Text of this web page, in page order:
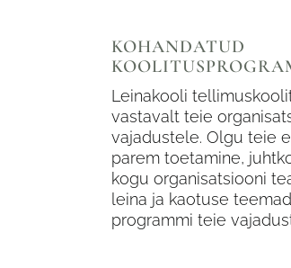
KOHANDATUD
Leinakooli
vastavalt teie
vajadustele. Olgu teie
parem toetamine,
kogu organisatsiooni
leina ja kaotuse
programmi teie